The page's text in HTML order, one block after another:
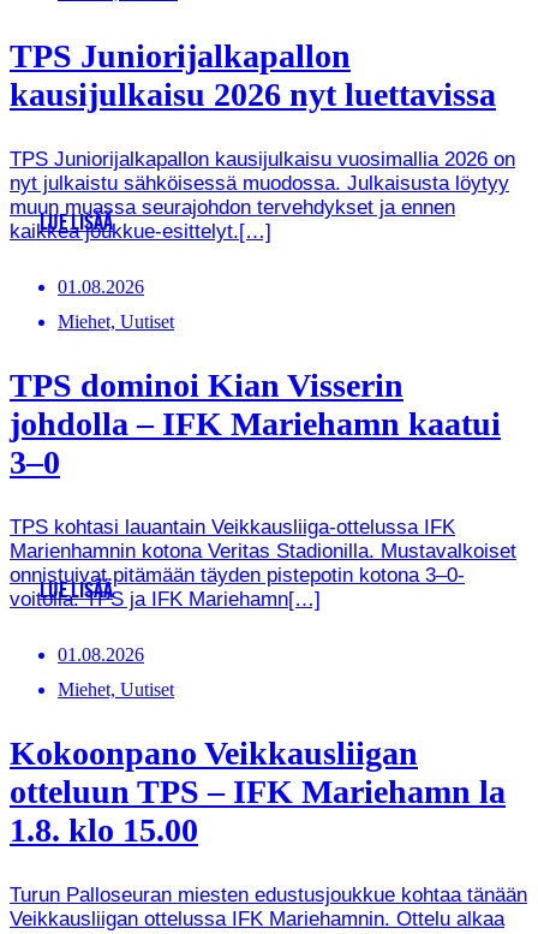
TPS Juniorijalkapallon
kausijulkaisu 2026 nyt luettavissa
TPS Juniorijalkapallon kausijulkaisu vuosimallia 2026 on
nyt julkaistu sähköisessä muodossa. Julkaisusta löytyy
muun muassa seurajohdon tervehdykset ja ennen
kaikkea joukkue-esittelyt.[…]
LUE LISÄÄ
01.08.2026
Miehet, Uutiset
TPS dominoi Kian Visserin
johdolla – IFK Mariehamn kaatui
3–0
TPS kohtasi lauantain Veikkausliiga-ottelussa IFK
Marienhamnin kotona Veritas Stadionilla. Mustavalkoiset
onnistuivat pitämään täyden pistepotin kotona 3–0-
voitolla. TPS ja IFK Mariehamn[…]
LUE LISÄÄ
01.08.2026
Miehet, Uutiset
Kokoonpano Veikkausliigan
otteluun TPS – IFK Mariehamn la
1.8. klo 15.00
Turun Palloseuran miesten edustusjoukkue kohtaa tänään
Veikkausliigan ottelussa IFK Mariehamnin. Ottelu alkaa